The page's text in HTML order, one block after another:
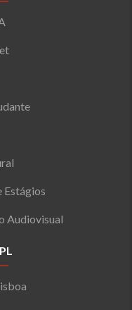
Estágios
Audiovisual